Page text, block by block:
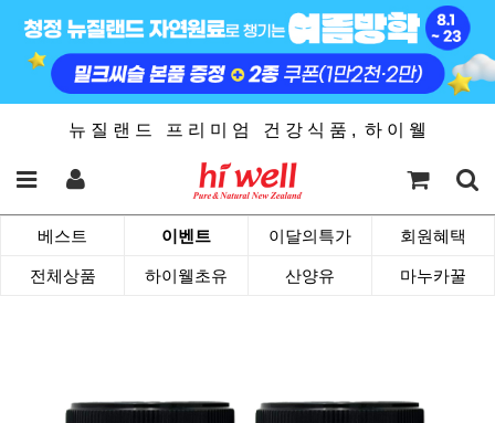
뉴 질 랜 드 프 리 미 엄 건 강 식 품 , 하 이 웰
베스트 이벤트 이달의특가 회원혜택
전체상품 하이웰초유 산양유 마누카꿀